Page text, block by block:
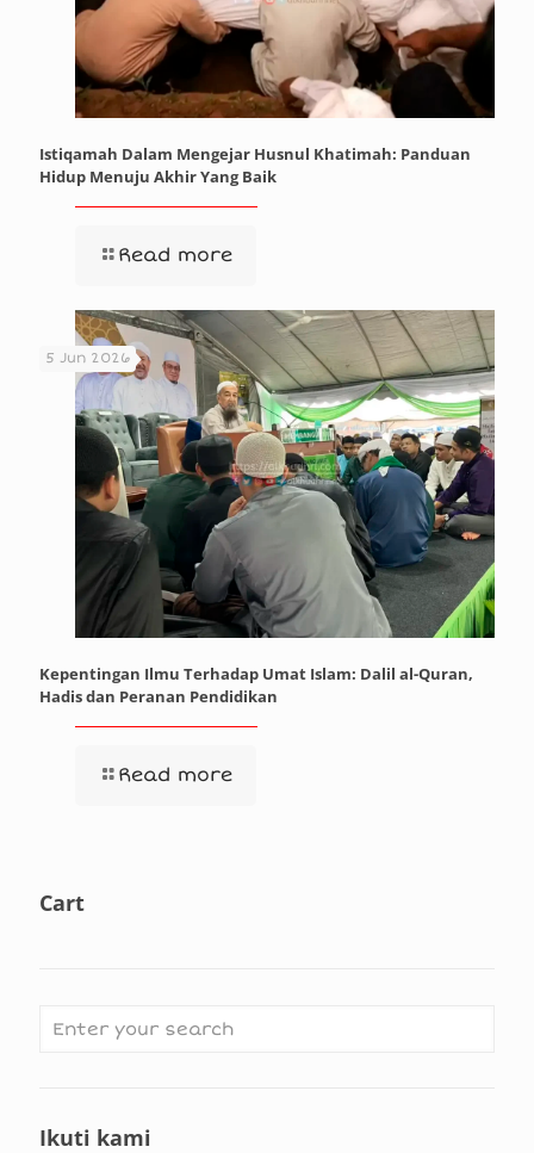
Istiqamah Dalam Mengejar Husnul Khatimah: Panduan
Hidup Menuju Akhir Yang Baik
Read more
5 Jun 2026
Kepentingan Ilmu Terhadap Umat Islam: Dalil al-Quran,
Hadis dan Peranan Pendidikan
Read more
Cart
Ikuti kami